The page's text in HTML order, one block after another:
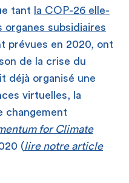
tant
la COP-26 elle-
organes subsidiaires
prévues en 2020, ont
de la crise du
déjà organisé une
virtuelles, la
changement
for Climate
(lire notre article